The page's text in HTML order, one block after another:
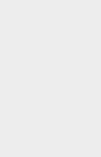
über die
Entsorgung auf